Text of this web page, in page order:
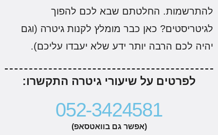
החלטתם שבא לכם להפוך
כאן כבר מומלץ לקנות גיטרה (וגם
לכם הרבה יותר ידע שלא יעבדו עליכם).
לפרטים על שיעורי גיטרה התקשרו:
052-3424581
(אפשר גם בוואטסאפ)